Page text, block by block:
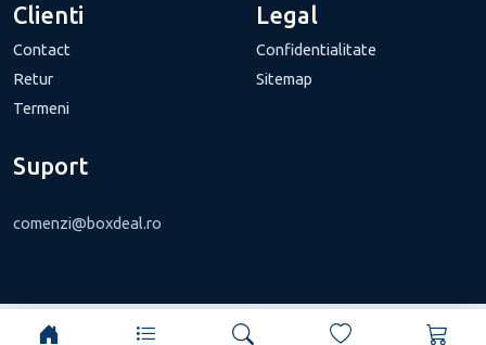
Clienti
Contact
Retur
Termeni
Legal
Confidentialitate
Sitemap
Suport
comenzi@boxdeal.ro